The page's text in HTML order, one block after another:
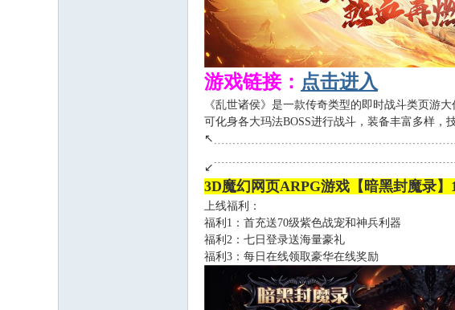
游戏链接： 点击进入
《乱世诸侯》是一款传奇类型的即时战斗类页游
可化身各大玛法BOSS进行战斗，装备丰富多样，
3D魔幻网页ARPG游戏【暗黑封魔录
上线福利：
福利1：首充送70级紫色战宠和神兵利器
福利2：七日登录送海量豪礼
福利3：每日在线领取豪华在线奖励